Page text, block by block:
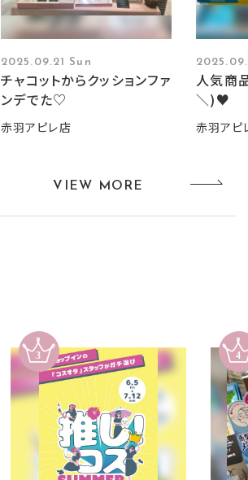
2025.09.21 Sun
チャコットからクッションファ
ンデでた♡
赤羽アピレ店
人気商
＼)♥
赤羽アピ
VIEW MORE